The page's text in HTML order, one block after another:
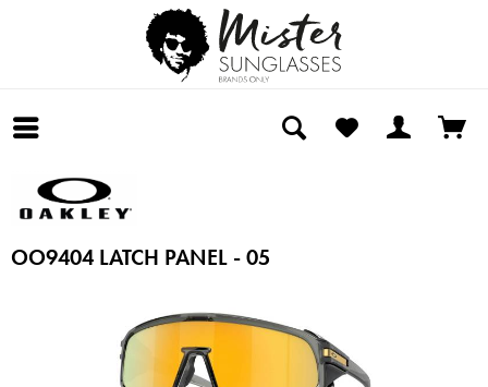
OO9404 LATCH PANEL - 05